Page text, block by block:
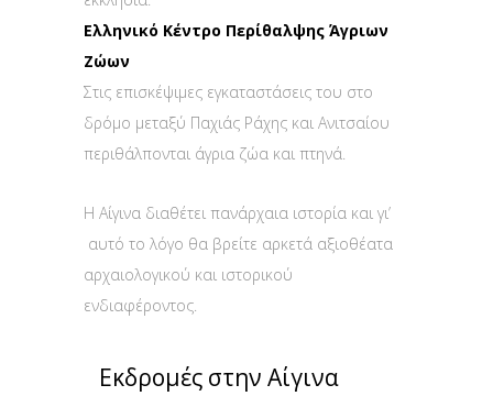
Ελληνικό Κέντρο Περίθαλψης Άγριων
Ζώων
Στις επισκέψιμες εγκαταστάσεις του στο
δρόμο μεταξύ Παχιάς Ράχης και Ανιτσαίου
περιθάλπονται άγρια ζώα και πτηνά.
Η Αίγινα διαθέτει πανάρχαια ιστορία και γι’
αυτό το λόγο θα βρείτε αρκετά αξιοθέατα
αρχαιολογικού και ιστορικού
ενδιαφέροντος.
Εκδρομές στην Αίγινα